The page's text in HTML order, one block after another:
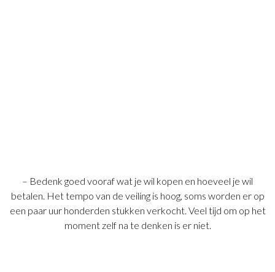
– Bedenk goed vooraf wat je wil kopen en hoeveel je wil
betalen. Het tempo van de veiling is hoog, soms worden er op
een paar uur honderden stukken verkocht. Veel tijd om op het
moment zelf na te denken is er niet.